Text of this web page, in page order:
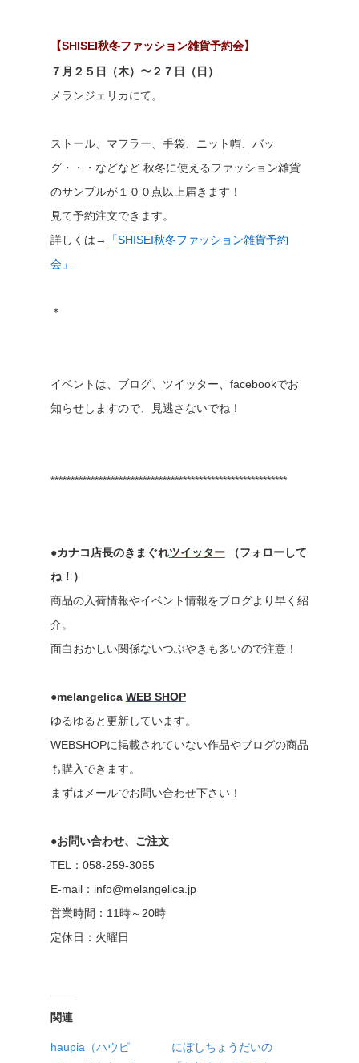
【SHISEI秋冬ファッション雑貨予約会】
７月２５日（木）〜２７日（日）
メランジェリカにて。
ストール、マフラー、手袋、ニット帽、バッ
グ・・・などなど 秋冬に使えるファッション雑貨
のサンプルが１００点以上届きます！
見て予約注文できます。
詳しくは→
「SHISEI秋冬ファッション雑貨予約
会」
＊
イベントは、ブログ、ツイッター、facebookでお
知らせしますので、見逃さないでね！
***********************************************************
●カナコ店長のきまぐれツイッター
（フォローして
ね！）
商品の入荷情報やイベント情報をブログより早く紹
介。
面白おかしい関係ないつぶやきも多いので注意！
●melangelica WEB SHOP
ゆるゆると更新しています。
WEBSHOPに掲載されていない作品やブログの商品
も購入できます。
まずはメールでお問い合わせ下さい！
●お問い合わせ、ご注文
TEL：058-259-3055
E-mail：info@melangelica.jp
営業時間：11時～20時
定休日：火曜日
関連
haupia（ハウピ
にぼしちょうだいの